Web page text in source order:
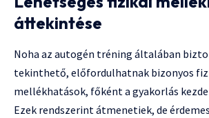
áttekintése
Noha az autogén tréning általában
tekinthető, előfordulhatnak bizonyos
mellékhatások, főként a gyakorlás
Ezek rendszerint átmenetiek, de